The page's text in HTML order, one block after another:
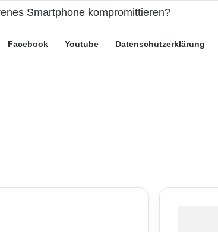
Trick oder echte Vorteile?
Facebook Youtube Datenschutzerklärung